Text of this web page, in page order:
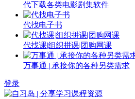
代下载各类电影剧集软件
代找电子书
代找课|组织拼课|团购网课
万事通 | 承接你的各种另类需求
登录